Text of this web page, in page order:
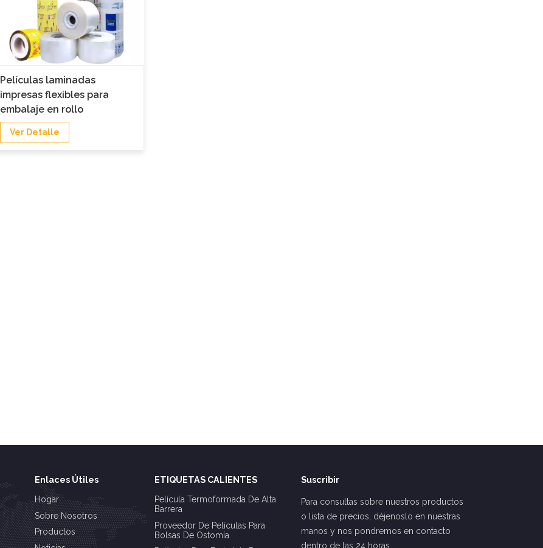
Películas laminadas
impresas flexibles para
embalaje en rollo
Ver Detalle
Enlaces Útiles
Hogar
Sobre Nosotros
Productos
ETIQUETAS CALIENTES
Película Termoformada De Alta
Barrera
Proveedor De Películas Para
Bolsas De Ostomía
Suscribir
Para consultas sobre nuestros productos
o lista de precios, déjenoslo en nuestras
manos y nos pondremos en contacto
dentro de las 24 horas.